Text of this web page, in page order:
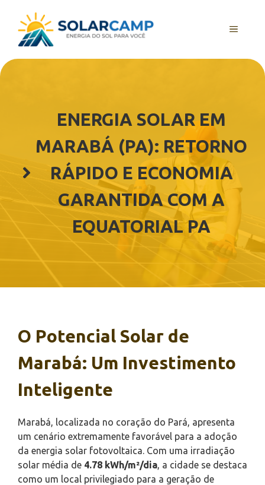
conteúdo
MENU
ENERGIA SOLAR EM
MARABÁ (PA): RETORNO
RÁPIDO E ECONOMIA
GARANTIDA COM A
EQUATORIAL PA
O Potencial Solar de
Marabá: Um Investimento
Inteligente
Marabá, localizada no coração do Pará, apresenta
um cenário extremamente favorável para a adoção
da energia solar fotovoltaica. Com uma irradiação
solar média de 4.78 kWh/m²/dia , a cidade se destaca
como um local privilegiado para a geração de